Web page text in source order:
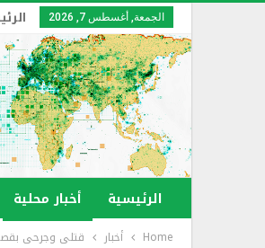
الجمعة, أغسطس 7, 2026
الرئيسية أخبار محلية
Home أخبار قتلى وجرحى